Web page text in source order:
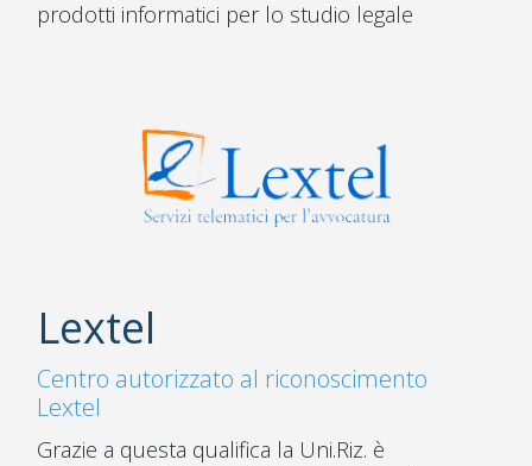
prodotti informatici per lo studio legale
Lextel
Centro autorizzato al riconoscimento
Lextel
Grazie a questa qualifica la Uni.Riz. è